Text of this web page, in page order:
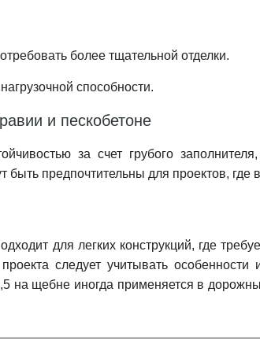
более тщательной отделки.
способности.
и пескобетоне
за счет грубого
предпочтительны для проектов,
для легких конструкций, где
следует учитывать
на щебне иногда применяется в